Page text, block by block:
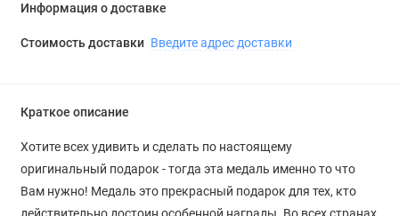
Информация о доставке
Стоимость доставки Введите адрес доставки
Краткое описание
Хотите всех удивить и сделать по настоящему
оригинальный подарок - тогда эта медаль именно то что
Вам нужно! Медаль это прекрасный подарок для тех, кто
действительно достоин особенной награды. Во всех странах